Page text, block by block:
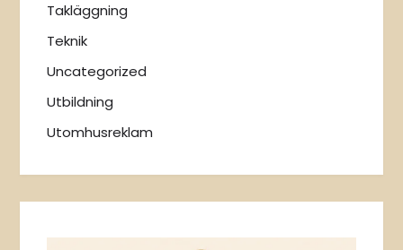
Takläggning
Teknik
Uncategorized
Utbildning
Utomhusreklam